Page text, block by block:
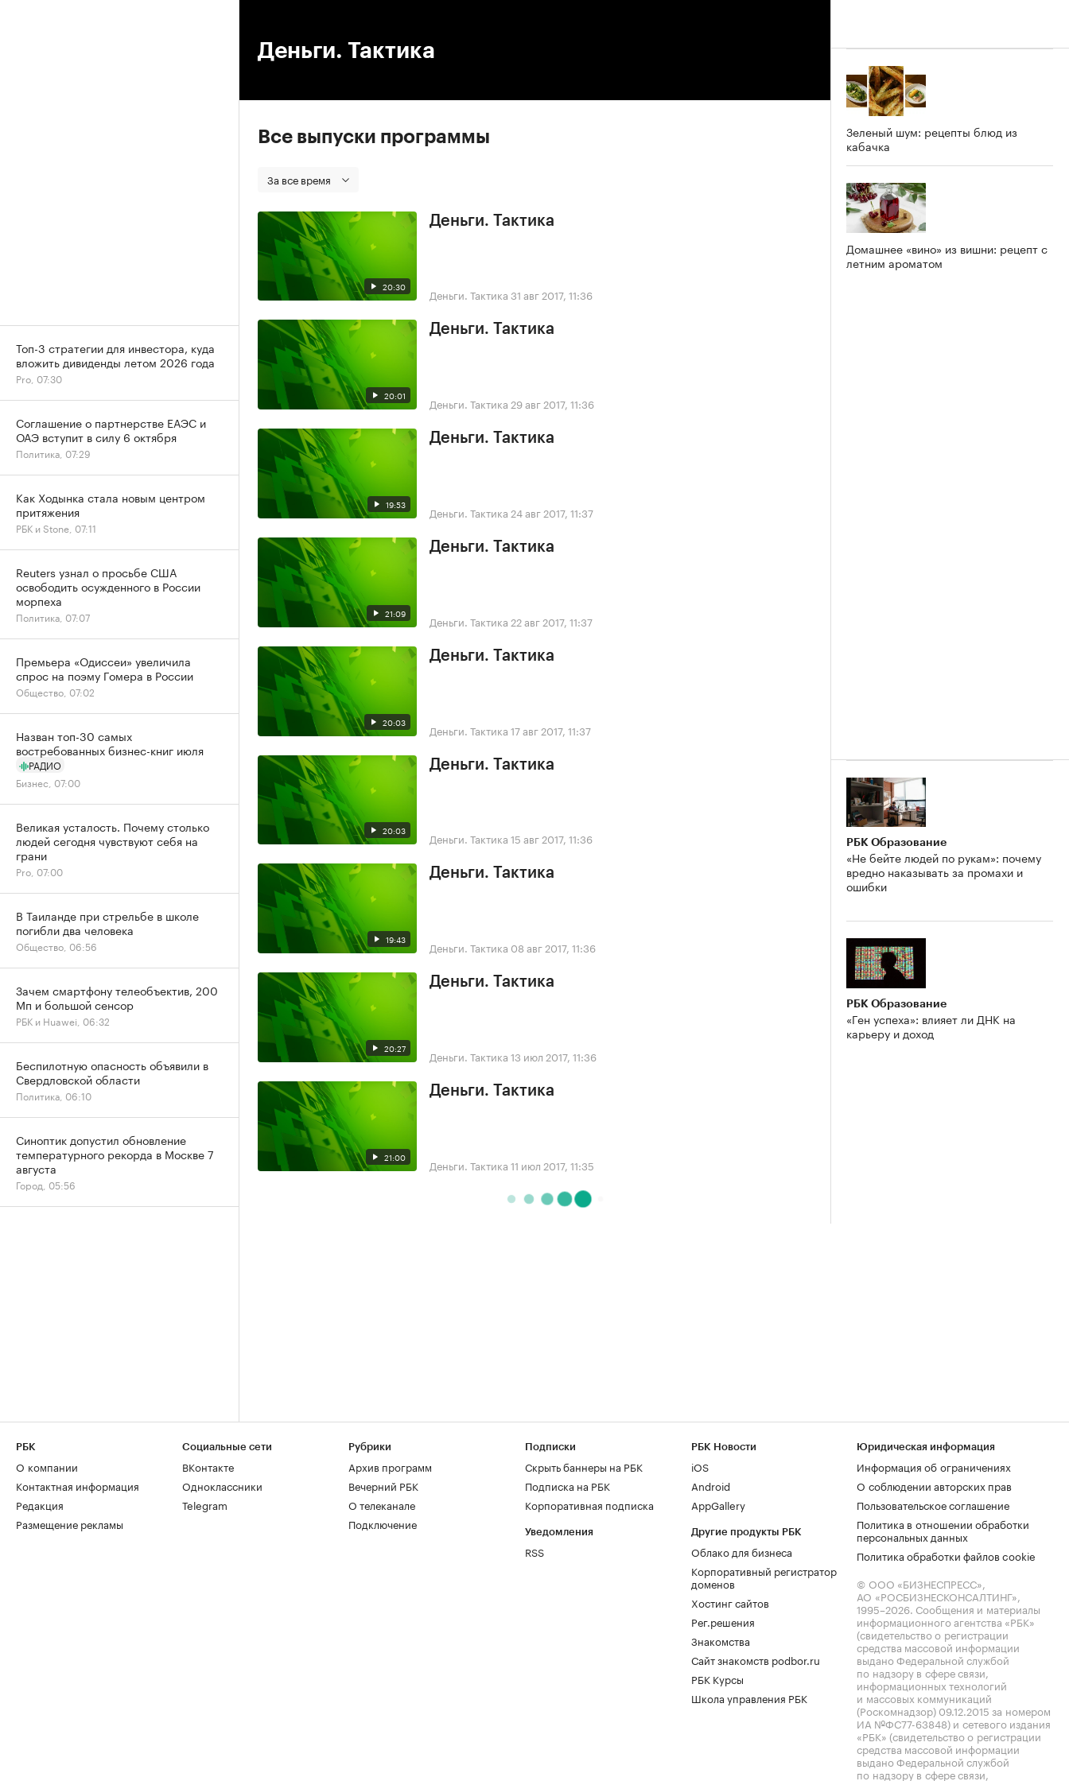
Деньги. Тактика
Все выпуски программы
За все время
20:30
Деньги. Тактика
Деньги. Тактика 31 авг 2017, 11:36
20:01
Деньги. Тактика
Деньги. Тактика 29 авг 2017, 11:36
19:53
Деньги. Тактика
Деньги. Тактика 24 авг 2017, 11:37
21:09
Деньги. Тактика
Деньги. Тактика 22 авг 2017, 11:37
20:03
Деньги. Тактика
Деньги. Тактика 17 авг 2017, 11:37
20:03
Деньги. Тактика
Деньги. Тактика 15 авг 2017, 11:36
19:43
Деньги. Тактика
Деньги. Тактика 08 авг 2017, 11:36
20:27
Деньги. Тактика
Деньги. Тактика 13 июл 2017, 11:36
21:00
Деньги. Тактика
Деньги. Тактика 11 июл 2017, 11:35
Зеленый шум: рецепты блюд из
кабачка
Домашнее «вино» из вишни: рецепт с
летним ароматом
РБК Образование
«Не бейте людей по рукам»: почему
вредно наказывать за промахи и
ошибки
РБК Образование
«Ген успеха»: влияет ли ДНК на
карьеру и доход
Топ-3 стратегии для инвестора, куда
вложить дивиденды летом 2026 года
Pro, 07:30
Соглашение о партнерстве ЕАЭС и
ОАЭ вступит в силу 6 октября
Политика, 07:29
Как Ходынка стала новым центром
притяжения
РБК и Stone, 07:11
Reuters узнал о просьбе США
освободить осужденного в России
морпеха
Политика, 07:07
Премьера «Одиссеи» увеличила
спрос на поэму Гомера в России
Общество, 07:02
Назван топ-30 самых
востребованных бизнес-книг июля
РАДИО
Бизнес, 07:00
Великая усталость. Почему столько
людей сегодня чувствуют себя на
грани
Pro, 07:00
В Таиланде при стрельбе в школе
погибли два человека
Общество, 06:56
Зачем смартфону телеобъектив, 200
Мп и большой сенсор
РБК и Huawei, 06:32
Беспилотную опасность объявили в
Свердловской области
Политика, 06:10
Синоптик допустил обновление
температурного рекорда в Москве 7
августа
Город, 05:56
РБК
О компании
Контактная информация
Редакция
Размещение рекламы
Социальные сети
ВКонтакте
Одноклассники
Telegram
Рубрики
Архив программ
Вечерний РБК
О телеканале
Подключение
Подписки
Скрыть баннеры на РБК
Подписка на РБК
Корпоративная подписка
Уведомления
RSS
РБК Новости
iOS
Android
AppGallery
Другие продукты РБК
Облако для бизнеса
Корпоративный регистратор
доменов
Хостинг сайтов
Рег.решения
Знакомства
Сайт знакомств podbor.ru
РБК Курсы
Школа управления РБК
Юридическая информация
Информация об ограничениях
О соблюдении авторских прав
Пользовательское соглашение
Политика в отношении обработки
персональных данных
Политика обработки файлов cookie
© ООО «БИЗНЕСПРЕСС»,
АО «РОСБИЗНЕСКОНСАЛТИНГ»,
1995–2026. Сообщения и материалы
информационного агентства «РБК»
(свидетельство о регистрации
средства массовой информации
выдано Федеральной службой
по надзору в сфере связи,
информационных технологий
и массовых коммуникаций
(Роскомнадзор) 09.12.2015 за номером
ИА №ФС77-63848) и сетевого издания
«РБК» (свидетельство о регистрации
средства массовой информации
выдано Федеральной службой
по надзору в сфере связи,